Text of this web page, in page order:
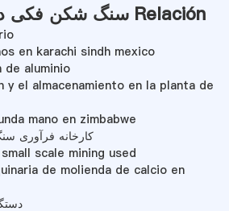
سنگ شکن فکی در روسیه اسپانیا Relación
en karachi sindh mexico
de aluminio
el almacenamiento en la planta de
mano en zimbabwe
کارخانه فرآوری
scale mining used
de molienda de calcio en